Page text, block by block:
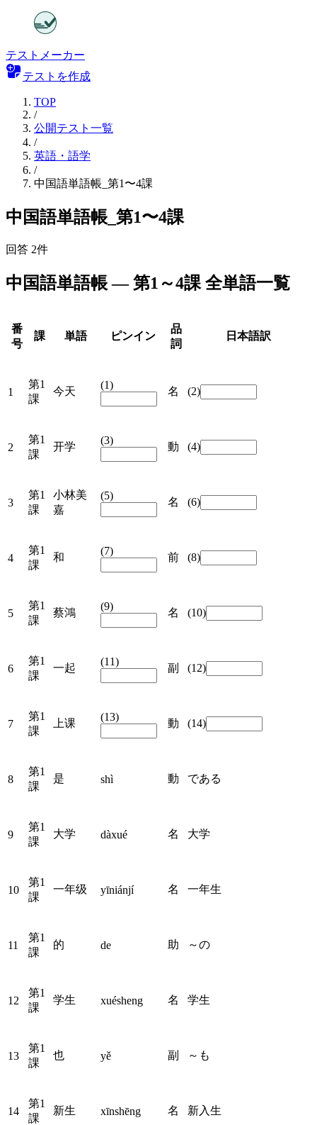
テストメーカー
テストを作成
TOP
/
公開テスト一覧
/
英語・語学
/
中国語単語帳_第1〜4課
中国語単語帳_第1〜4課
回答 2件
中国語単語帳 — 第1～4課 全単語一覧
番
号
課 単語 ピンイン
品
詞
日本語訳
1
第1
課
今天
(1)
名 (2)
2
第1
課
开学
(3)
動 (4)
3
第1
課
小林美
嘉
(5)
名 (6)
4
第1
課
和
(7)
前 (8)
5
第1
課
蔡鴻
(9)
名 (10)
6
第1
課
一起
(11)
副 (12)
7
第1
課
上课
(13)
動 (14)
8
第1
課
是 shì 動 である
9
第1
課
大学 dàxué 名 大学
10
第1
課
一年级 yīniánjí 名 一年生
11
第1
課
的 de 助 ～の
12
第1
課
学生 xuésheng 名 学生
13
第1
課
也 yě 副 ～も
14
第1
課
新生 xīnshēng 名 新入生